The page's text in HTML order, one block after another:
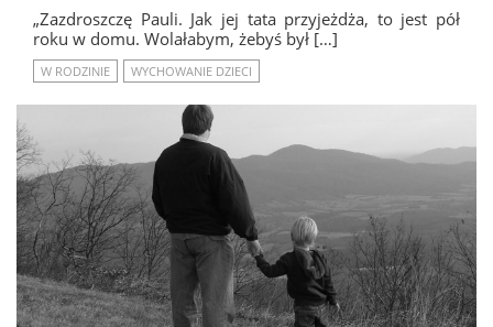
„Zazdroszczę Pauli. Jak jej tata przyjeżdża, to jest pół
roku w domu. Wolałabym, żebyś był […]
W RODZINIE WYCHOWANIE DZIECI